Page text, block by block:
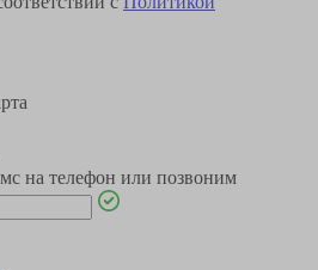
на телефон или позвоним